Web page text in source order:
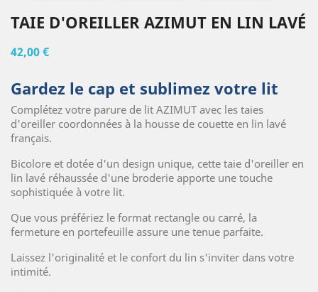
TAIE D'OREILLER AZIMUT EN LIN LAVÉ
42,00 €
Gardez le cap et sublimez votre lit
Complétez votre parure de lit AZIMUT avec les taies
d'oreiller coordonnées à la housse de couette en lin lavé
français.
Bicolore et dotée d'un design unique, cette taie d'oreiller en
lin lavé réhaussée d'une broderie apporte une touche
sophistiquée à votre lit.
Que vous préfériez le format rectangle ou carré, la
fermeture en portefeuille assure une tenue parfaite.
Laissez l'originalité et le confort du lin s'inviter dans votre
intimité.